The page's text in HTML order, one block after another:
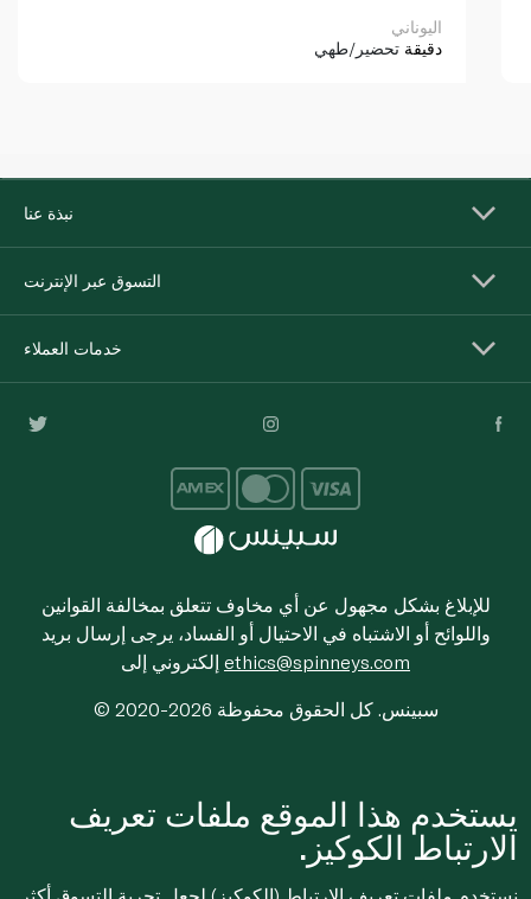
اليوناني
دقيقة تحضير/طهي
نبذة عنا
التسوق عبر الإنترنت
خدمات العملاء
للإبلاغ بشكل مجهول عن أي مخاوف تتعلق بمخالفة القوانين
واللوائح أو الاشتباه في الاحتيال أو الفساد، يرجى إرسال بريد
ethics@spinneys.com
© 2020-2026 سبينس. كل الحقوق محفوظة
يستخدم هذا الموقع ملفات تعريف
الارتباط الكوكيز.